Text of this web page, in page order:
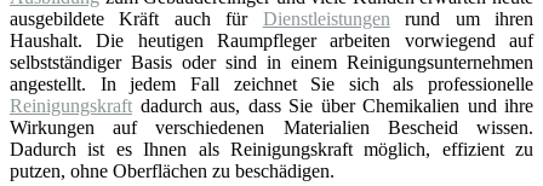
ausgebildete Kräft auch für Dienstleistungen rund um ihren
Haushalt. Die heutigen Raumpfleger arbeiten vorwiegend auf
selbstständiger Basis oder sind in einem Reinigungsunternehmen
angestellt. In jedem Fall zeichnet Sie sich als professionelle
Reinigungskraft dadurch aus, dass Sie über Chemikalien und ihre
Wirkungen auf verschiedenen Materialien Bescheid wissen.
Dadurch ist es Ihnen als Reinigungskraft möglich, effizient zu
putzen, ohne Oberflächen zu beschädigen.